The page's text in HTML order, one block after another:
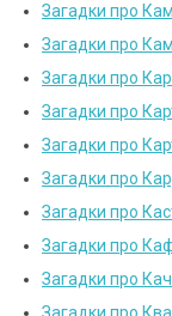
Загадки про
Загадки про
Загадки про
Загадки про
Загадки про
Загадки про
Загадки про
Загадки про
Загадки про